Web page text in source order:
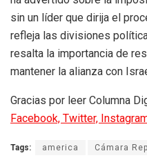
sin un líder que dirija el
refleja las divisiones
resalta la importancia de
mantener la alianza con
Gracias por leer Columna
Facebook, Twitter,
Tags: america Cámara